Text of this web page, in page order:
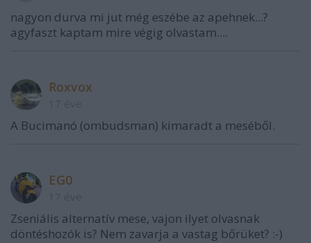
nagyon durva mi jut még eszébe az apehnek...?
agyfaszt kaptam mire végig olvastam....
Roxvox
A Bucimanó (ombudsman) kimaradt a meséből.
EG0
Zseniális alternatív mese, vajon ilyet olvasnak
döntéshozók is? Nem zavarja a vastag bőrüket? :-)